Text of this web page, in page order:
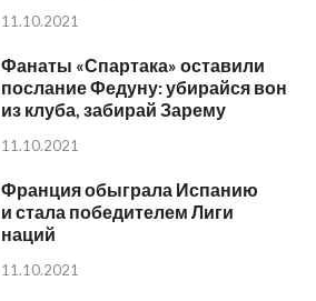
11.10.2021
Фанаты «Спартака» оставили
послание Федуну: убирайся вон
из клуба, забирай Зарему
11.10.2021
Франция обыграла Испанию
и стала победителем Лиги
наций
11.10.2021